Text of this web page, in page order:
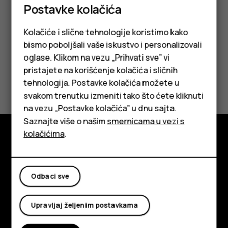
Pametni telefoni
Klasični telefoni
Tableti
datoteke i dodirnitePremesti na SD karticu
Da li vam je ovo bilo korisno?
Da Ne
O kompaniji
Planet and people
Podrška
Postavke kolačića
Kolačiće i slične tehnologije koristimo kako
bismo poboljšali vaše iskustvo i personalizovali
oglase. Klikom na vezu „Prihvati sve” vi
pristajete na korišćenje kolačića i sličnih
tehnologija. Postavke kolačića možete u
svakom trenutku izmeniti tako što ćete kliknuti
na vezu „Postavke kolačića” u dnu sajta.
Saznajte više o našimsmernicama u vezi s
kolačićima.
Odbaci sve
Upravljaj željenim postavkama